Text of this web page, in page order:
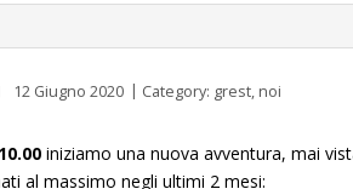
12 Giugno 2020 Category: grest, noi
10.00 iniziamo una nuova avventura, mai
al massimo negli ultimi 2 mesi: